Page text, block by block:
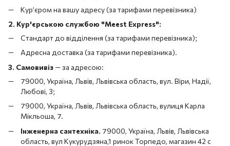
Кур’єром на вашу адресу (за тарифами перевізника)
2. Кур'єрською службою "Meest Express":
Стандарт до відділення (за тарифами перевізника);
Адресна доставка (за тарифами перевізника).
3. Самовивіз—за адресою:
79000, Україна, Львів, Львівська область, вул. Віри, Надії,
Любові, 3;
79000, Україна, Львів, Львівська область, вулиця Карла
Мікльоша, 7.
Інженерна сантехніка. 79000, Україна, Львів, Львівська
область, вул Кукурудзяна,1 ринок Торпедо, магазин 42 с